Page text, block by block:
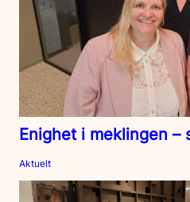
Enighet i meklingen –
Aktuelt